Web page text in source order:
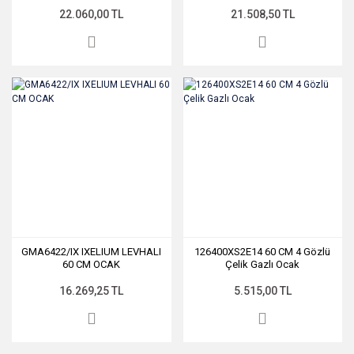
22.060,00 TL 21.508,50 TL
GMA6422/IX IXELIUM LEVHALI
60 CM OCAK
16.269,25 TL
126400XS2E14 60 CM 4 Gözlü
Çelik Gazlı Ocak
5.515,00 TL